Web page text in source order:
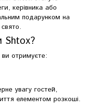
керівника або
подарунком на
Shtox?
отримуєте:
увагу гостей,
елементом розкоші.